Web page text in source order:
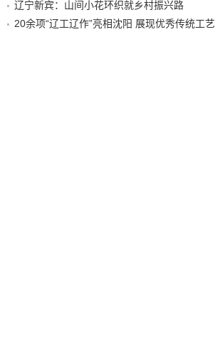
辽宁新宾：山间小花环织就乡村振兴路
20余项“辽工辽作”亮相沈阳 展现优秀传统工艺